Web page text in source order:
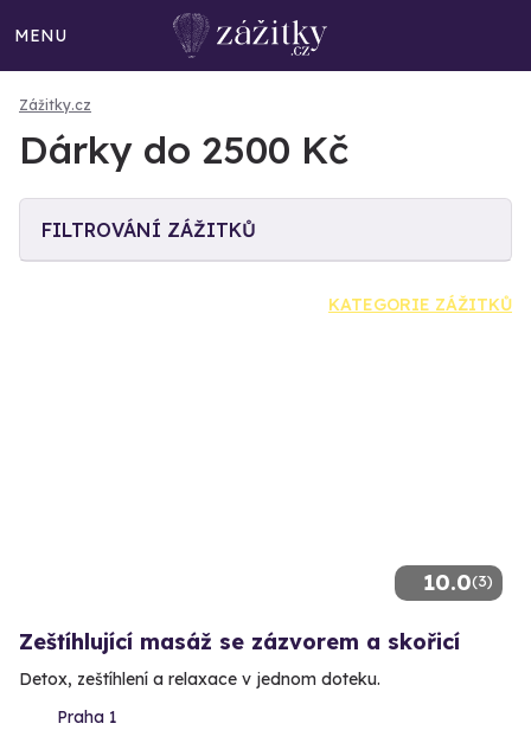
MENU
Zážitky.cz
Dárky do 2500 Kč
FILTROVÁNÍ ZÁŽITKŮ
KATEGORIE ZÁŽITKŮ
10.0(3)
Zeštíhlující masáž se zázvorem a skořicí
Detox, zeštíhlení a relaxace v jednom doteku.
Praha 1